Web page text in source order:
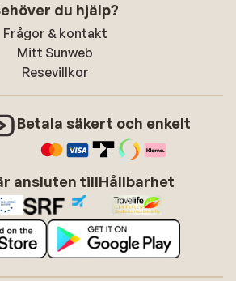
du hjälp?
Frågor & kontakt
Mitt Sunweb
Resevillkor
Betala säkert och enkelt
ansluten tillHållbarhet